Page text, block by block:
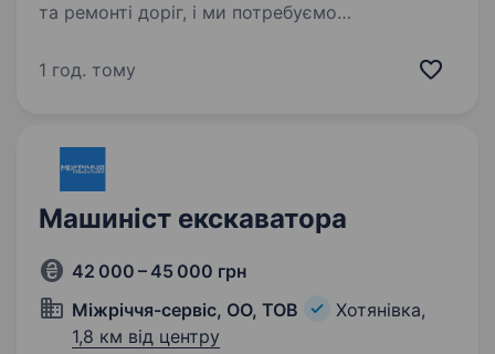
та ремонті доріг, і ми потребуємо
забезпечить безперебійну експлуатацю
1 год. тому
Машиніст екскаватора
42 000 – 45 000 грн
Міжріччя-сервіс, ОО, ТОВ
Хотянівка,
1,8 км від центру